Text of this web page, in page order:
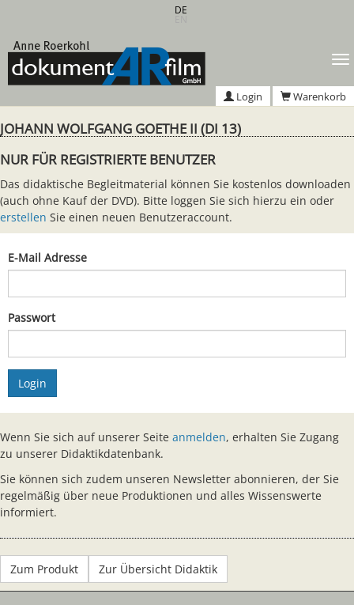
springen
DE
Login Warenkorb
JOHANN WOLFGANG GOETHE II (DI 13)
NUR FÜR REGISTRIERTE BENUTZER
Das didaktische Begleitmaterial können Sie kostenlos downloaden
(auch ohne Kauf der DVD). Bitte loggen Sie sich hierzu ein oder
erstellen Sie einen neuen Benutzeraccount.
E-Mail Adresse
Passwort
Login
Wenn Sie sich auf unserer Seite anmelden, erhalten Sie Zugang
zu unserer Didaktikdatenbank.
Sie können sich zudem unseren Newsletter abonnieren, der Sie
regelmäßig über neue Produktionen und alles Wissenswerte
informiert.
Zum Produkt Zur Übersicht Didaktik